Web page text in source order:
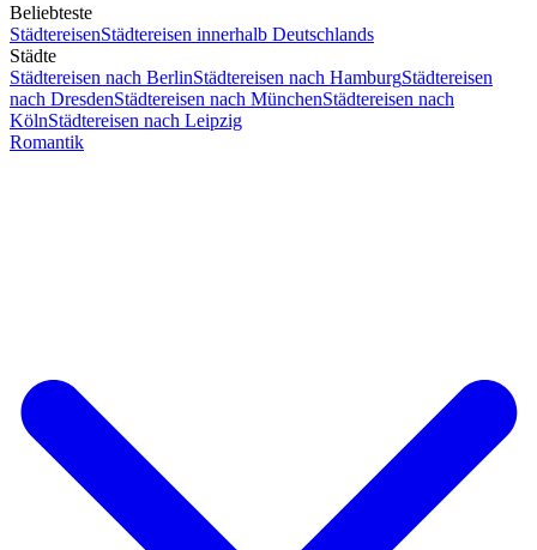
Beliebteste
StädtereisenStädtereisen innerhalb Deutschlands
Städte
Städtereisen nach BerlinStädtereisen nach HamburgStädtereisen
nach DresdenStädtereisen nach MünchenStädtereisen nach
KölnStädtereisen nach Leipzig
Romantik